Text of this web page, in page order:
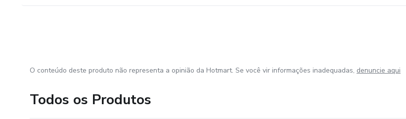
O conteúdo deste produto não representa a opinião da Hotmart. Se você vir informações inadequadas, denuncie aqui
Todos os Produtos